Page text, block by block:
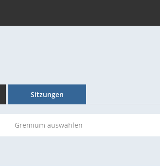
Sitzungen
Gremium auswählen